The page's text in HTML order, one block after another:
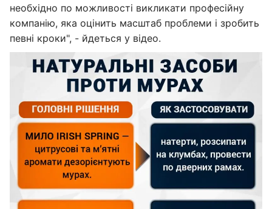
необхідно по можливості викликати професійну
компанію, яка оцінить масштаб проблеми і зробить
певні кроки", - йдеться у відео.